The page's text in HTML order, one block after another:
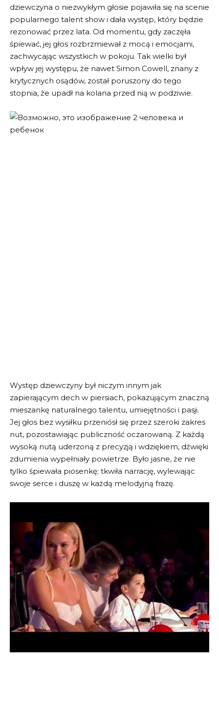
dziewczyna o niezwykłym głosie pojawiła się na scenie
popularnego talent show i dała występ, który będzie
rezonować przez lata. Od momentu, gdy zaczęła
śpiewać, jej głos rozbrzmiewał z mocą i emocjami,
zachwycając wszystkich w pokoju. Tak wielki był
wpływ jej występu, że nawet Simon Cowell, znany z
krytycznych osądów, został poruszony do tego
stopnia, że upadł na kolana przed nią w podziwie.
Występ dziewczyny był niczym innym jak
zapierającym dech w piersiach, pokazującym znaczną
mieszankę naturalnego talentu, umiejętności i pasji.
Jej głos bez wysiłku przeniósł się przez szeroki zakres
nut, pozostawiając publiczność oczarowaną. Z każdą
wysoką nutą uderzoną z precyzją i wdziękiem, dźwięki
zdumienia wypełniały powietrze. Było jasne, że nie
tylko śpiewała piosenkę; tkwiła narrację, wylewając
swoje serce i duszę w każdą melodyjną frazę.